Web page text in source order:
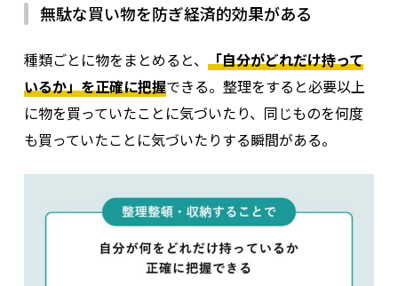
無駄な買い物を防ぎ経済的効果がある
種類ごとに物をまとめると、 「自分がどれだけ持って
いるか」を正確に把握できる。整理をすると必要以上
に物を買っていたことに気づいたり、同じものを何度
も買っていたことに気づいたりする瞬間がある。